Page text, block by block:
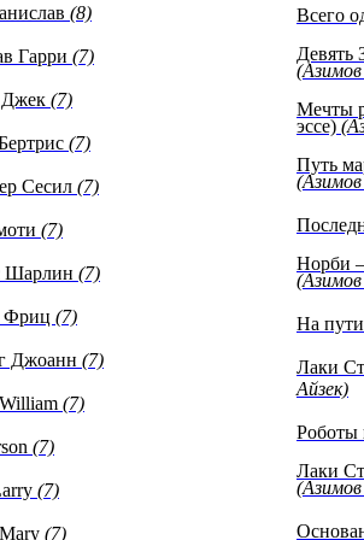
was – a solitary soldier on the shifting sands,
thunder, standing on the bank like tens of
He knew now that this people's war was
and outside his power… This was
of the war he was ever to reach.
(8)
Гарри (7)
Джек (7)
(7)
Сесил (7)
(7)
Шарлин (7)
Фриц (7)
Джоанн (7)
(7)
(7)
(7)
(7)
Всего
Девять
Мечты
эссе)
Путь
Норби
На
Лаки
Айзек)
Роботы
Лаки